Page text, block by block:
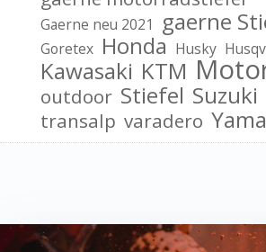
Gaerne neu 2021 gaerne
Goretex Honda Husky
Kawasaki KTM
outdoor Stiefel Suzuki
transalp varadero